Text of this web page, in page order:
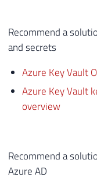
Recommend a
and secrets
Azure Key Vault
Azure Key Vault
overview
Recommend a
Azure AD